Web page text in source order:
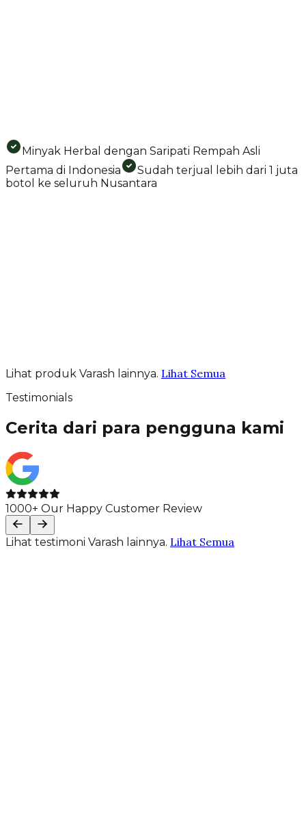
Minyak Herbal dengan Saripati Rempah Asli
Pertama di Indonesia
Sudah terjual lebih dari 1 juta
botol ke seluruh Nusantara
Lihat produk Varash lainnya. Lihat Semua
Testimonials
Cerita dari para pengguna kami
1000+ Our Happy Customer Review
Lihat testimoni Varash lainnya. Lihat Semua